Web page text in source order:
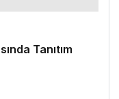
Tanıtım